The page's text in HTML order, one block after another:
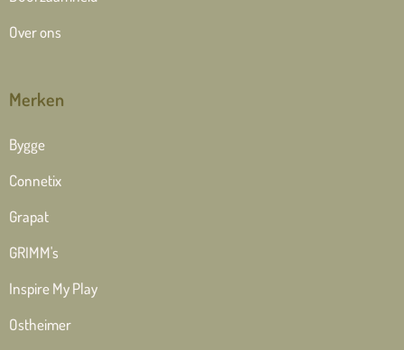
Over ons
Merken
Bygge
Connetix
Grapat
GRIMM's
Inspire My Play
Ostheimer